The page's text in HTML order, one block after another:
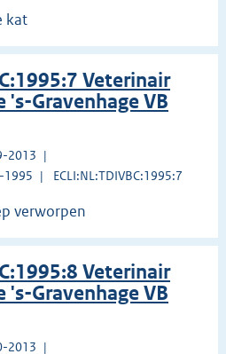
kat
Veterinair
's-Gravenhage VB
2013
1995
ECLI:NL:TDIVBC:1995:7
verworpen
Veterinair
's-Gravenhage VB
2013